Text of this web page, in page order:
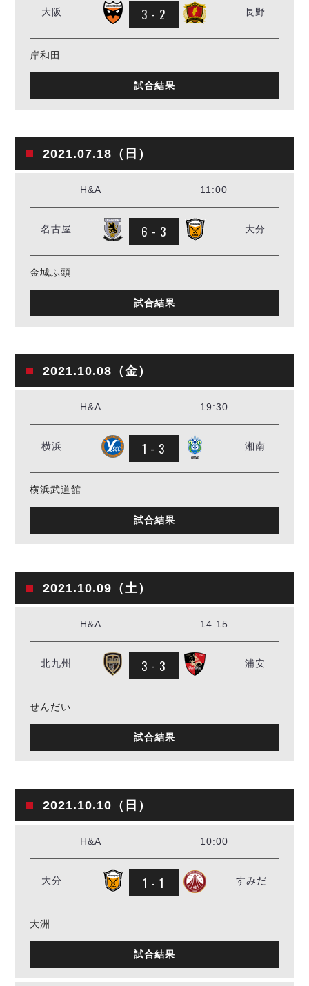
大阪 3 - 2 長野
岸和田
試合結果
2021.07.18（日）
H&A 11:00
名古屋 6 - 3 大分
金城ふ頭
試合結果
2021.10.08（金）
H&A 19:30
横浜 1 - 3 湘南
横浜武道館
試合結果
2021.10.09（土）
H&A 14:15
北九州 3 - 3 浦安
せんだい
試合結果
2021.10.10（日）
H&A 10:00
大分 1 - 1 すみだ
大洲
試合結果